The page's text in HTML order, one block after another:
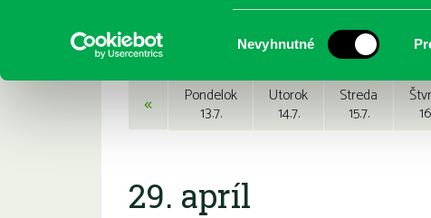
súhlasu
Nevyhnutné
Podujatia
« Pondelok
13.7.
Utorok
14.7.
Streda
15.7.
29. apríl